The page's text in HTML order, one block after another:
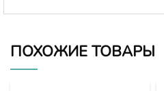
ПОХОЖИЕ ТОВАРЫ